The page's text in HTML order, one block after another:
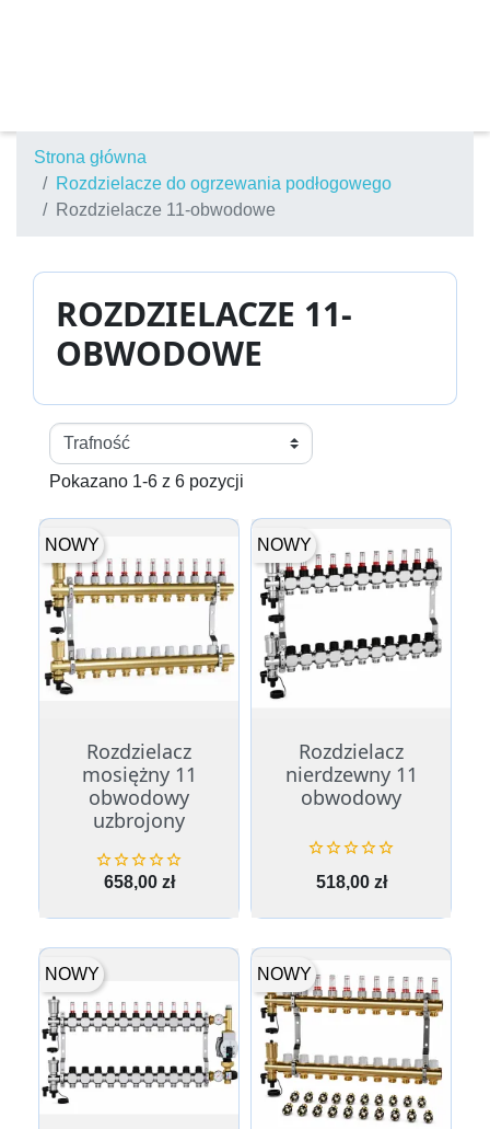
Strona główna
Rozdzielacze do ogrzewania podłogowego
Rozdzielacze 11-obwodowe
ROZDZIELACZE 11-
OBWODOWE
Pokazano 1-6 z 6 pozycji
Rozdzielacz
mosiężny 11
obwodowy
uzbrojony

Cena
658,00 zł
NOWY
Rozdzielacz
nierdzewny 11
obwodowy

Cena
518,00 zł
NOWY
NOWY NOWY